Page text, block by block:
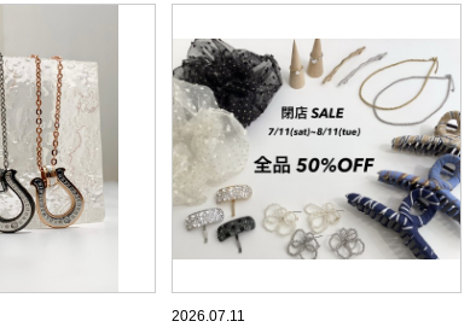
2026.07.11